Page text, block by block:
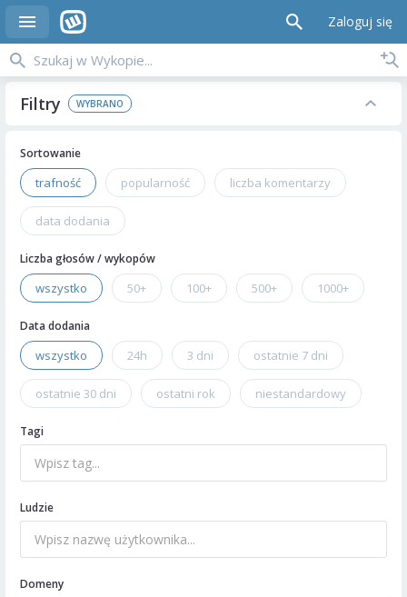
Zaloguj się
Filtry
Sortowanie
trafność popularność liczba komentarzy
data dodania
Liczba głosów / wykopów
wszystko 50+ 100+ 500+ 1000+
Data dodania
wszystko 24h 3 dni ostatnie 7 dni
ostatnie 30 dni ostatni rok niestandardowy
Tagi
Ludzie
Domeny